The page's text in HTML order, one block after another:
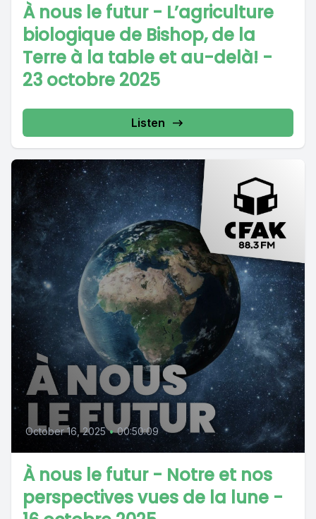
À nous le futur - L’agriculture
biologique de Bishop, de la
Terre à la table et au-delà! -
23 octobre 2025
Listen
October 16, 2025 • 00:50:09
À nous le futur - Notre et nos
perspectives vues de la lune -